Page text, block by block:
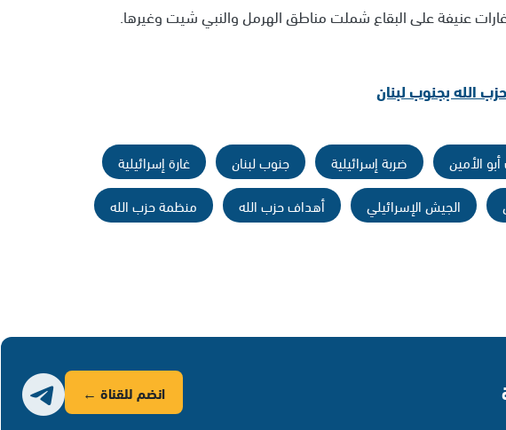
عنيفة على البقاع شملت مناطق الهرمل والنبي شيت وغيرها.
الله بجنوب لبنان
الأمين ضربة إسرائيلية جنوب لبنان
غارة إسرائيلية
الجيش الإسرائيلي أهداف حزب الله
منظمة حزب الله
انضم للقناة ←